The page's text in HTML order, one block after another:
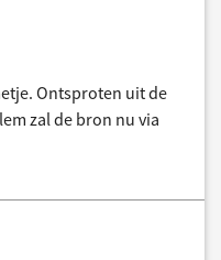
Ontsproten uit de
zal de bron nu via